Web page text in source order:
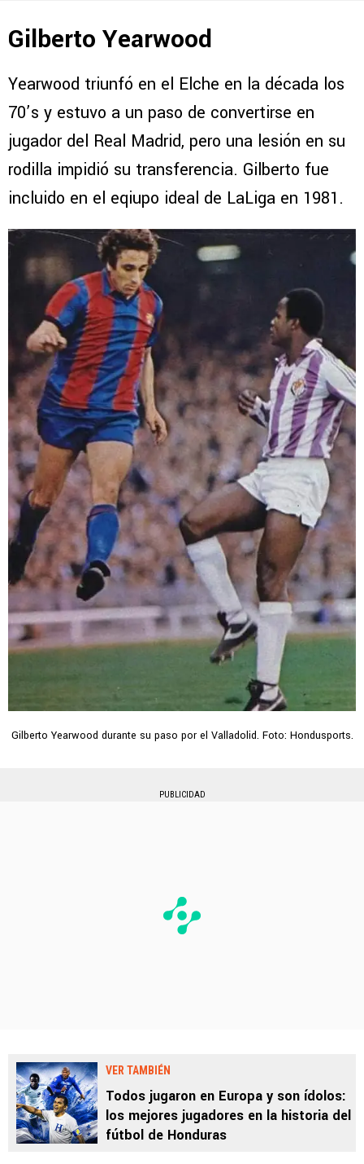
Gilberto Yearwood
Yearwood triunfó en el Elche en la década los
70’s y estuvo a un paso de convertirse en
jugador del Real Madrid, pero una lesión en su
rodilla impidió su transferencia. Gilberto fue
incluido en el eqiupo ideal de LaLiga en 1981.
Gilberto Yearwood durante su paso por el Valladolid. Foto: Hondusports.
PUBLICIDAD
VER TAMBIÉN
Todos jugaron en Europa y son ídolos:
los mejores jugadores en la historia del
fútbol de Honduras